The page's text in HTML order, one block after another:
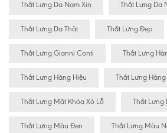
Thắt Lưng Da Nam Xịn Thắt Lưng Da
Thắt Lưng Da Thật Thắt Lưng Đẹp
Thắt Lưng Gianni Conti Thắt Lưng
Thắt Lưng Hàng Hiệu Thắt Lưng
Thắt Lưng Mặt Khóa Xỏ Lỗ Thắt Lưng
Thắt Lưng Màu Đen Thắt Lưng Màu